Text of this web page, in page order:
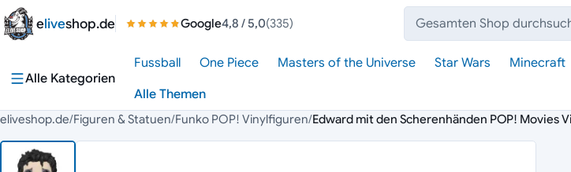
Zum Inhalt springen
eliveshop.de Google4,8 / 5,0(335)
Suche:
Alle Kategorien
Fussball One Piece Masters of the Universe Star Wars Minecraft
Alle Themen
eliveshop.de/Figuren & Statuen/Funko POP! Vinylfiguren/Edward mit den Scherenhänden POP! Movies